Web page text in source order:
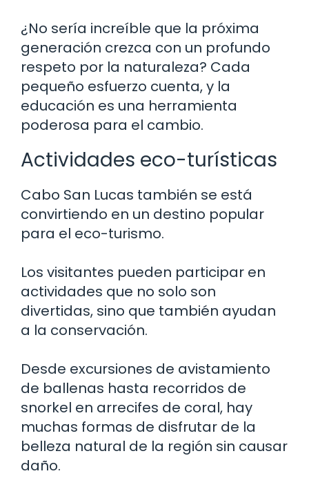
¿No sería increíble que la próxima
generación crezca con un profundo
respeto por la naturaleza? Cada
pequeño esfuerzo cuenta, y la
educación es una herramienta
poderosa para el cambio.
Actividades eco-turísticas
Cabo San Lucas también se está
convirtiendo en un destino popular
para el eco-turismo.
Los visitantes pueden participar en
actividades que no solo son
divertidas, sino que también ayudan
a la conservación.
Desde excursiones de avistamiento
de ballenas hasta recorridos de
snorkel en arrecifes de coral, hay
muchas formas de disfrutar de la
belleza natural de la región sin causar
daño.